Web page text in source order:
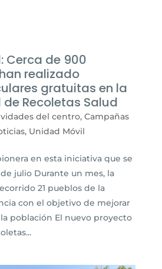
Cerca de 900
realizado
gratuitas en la
Recoletas Salud
del centro, Campañas
, Unidad Móvil
en esta iniciativa que se
julio Durante un mes, la
21 pueblos de la
con el objetivo de mejorar
población El nuevo proyecto